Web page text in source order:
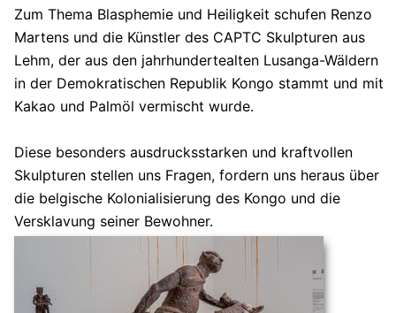
Zum Thema Blasphemie und Heiligkeit schufen Renzo
Martens und die Künstler des CAPTC Skulpturen aus
Lehm, der aus den jahrhundertealten Lusanga-Wäldern
in der Demokratischen Republik Kongo stammt und mit
Kakao und Palmöl vermischt wurde.
Diese besonders ausdrucksstarken und kraftvollen
Skulpturen stellen uns Fragen, fordern uns heraus über
die belgische Kolonialisierung des Kongo und die
Versklavung seiner Bewohner.